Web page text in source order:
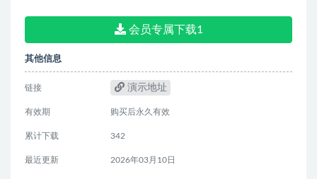
会员专属下载1
其他信息
链接 演示地址
有效期 购买后永久有效
累计下载 342
最近更新 2026年03月10日